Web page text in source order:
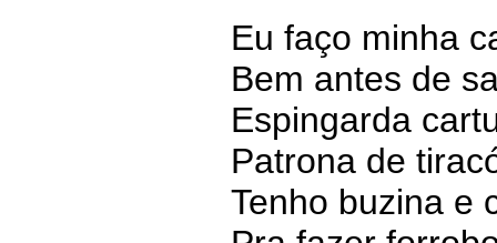
Eu faço minha
Bem antes de
Espingarda
Patrona de
Tenho buzina e